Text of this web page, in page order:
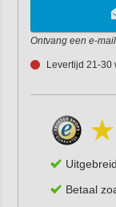
Ontvang een e-
Levertijd 21-30
Betaal